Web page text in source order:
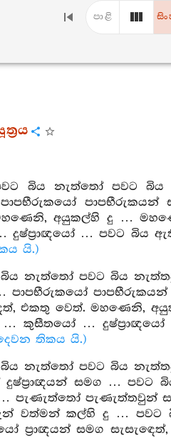
පාළි
බිය නැත්තෝ පවට
පාපභීරුකයෝ පාපභීරුකයන්
මහණෙනි, අයුකල්හි දු …
… පවට බිය
යි.)
නැත්තෝ පවට බිය
පාපභීරුකයෝ
එකතු වෙත්. මහණෙනි,
කුසීතයෝ …
තිකය යි.)
නැත්තෝ පවට බිය
සමග … පවට
පැණැත්තවුන්
වත්මන් කල්හි දු …
සමග